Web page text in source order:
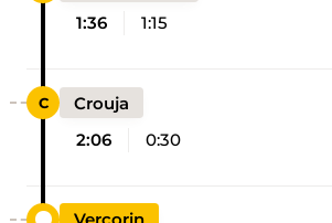
1:36
1:15
Crouja
2:06
0:30